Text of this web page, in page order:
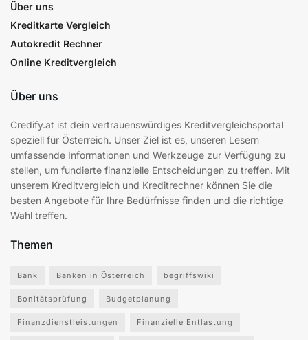
Über uns
Kreditkarte Vergleich
Autokredit Rechner
Online Kreditvergleich
Über uns
Credify.at ist dein vertrauenswürdiges Kreditvergleichsportal
speziell für Österreich. Unser Ziel ist es, unseren Lesern
umfassende Informationen und Werkzeuge zur Verfügung zu
stellen, um fundierte finanzielle Entscheidungen zu treffen. Mit
unserem Kreditvergleich und Kreditrechner können Sie die
besten Angebote für Ihre Bedürfnisse finden und die richtige
Wahl treffen.
Themen
Bank Banken in Österreich begriffswiki
Bonitätsprüfung Budgetplanung
Finanzdienstleistungen Finanzielle Entlastung